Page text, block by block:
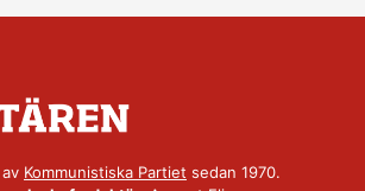
Kommunistiska Partiet sedan 1970.